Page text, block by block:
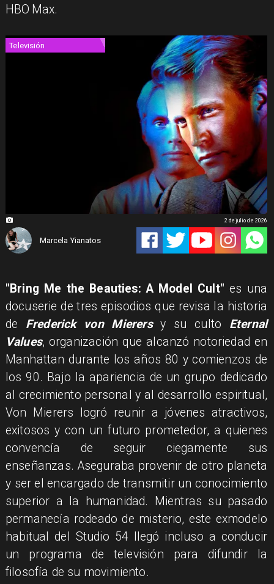
HBO Max.
Televisión
Marcela Yianatos
2 de julio de 2026
"Bring Me the Beauties: A Model Cult" es una
docuserie de tres episodios que revisa la historia
de Frederick von Mierersy su culto Eternal
Values, organización que alcanzó notoriedad en
Manhattan durante los años 80 y comienzos de
los 90. Bajo la apariencia de un grupo dedicado
al crecimiento personal y al desarrollo espiritual,
Von Mierers logró reunir a jóvenes atractivos,
exitosos y con un futuro prometedor, a quienes
convencía de seguir ciegamente sus
enseñanzas. Aseguraba provenir de otro planeta
y ser el encargado de transmitir un conocimiento
superior a la humanidad. Mientras su pasado
permanecía rodeado de misterio, este exmodelo
habitual del Studio 54 llegó incluso a conducir
un programa de televisión para difundir la
filosofía de su movimiento.